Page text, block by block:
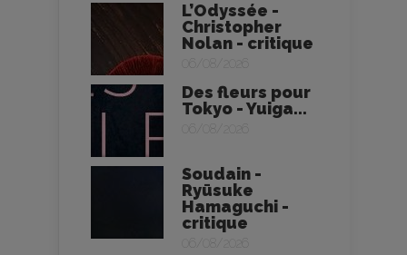
L’Odyssée -
Christopher
Nolan - critique
06/08/2026
Des fleurs pour
Tokyo - Yuiga...
06/08/2026
Soudain -
Ryūsuke
Hamaguchi -
critique
06/08/2026